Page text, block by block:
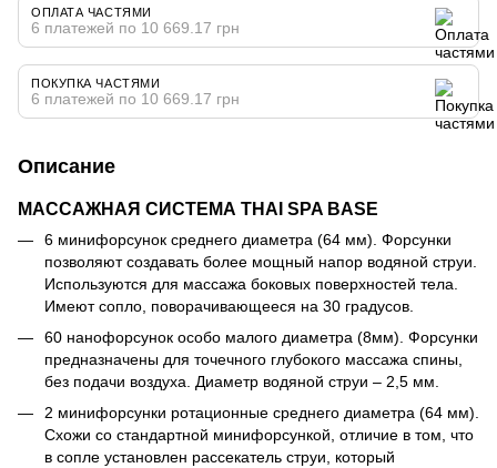
ОПЛАТА ЧАСТЯМИ
6 платежей по 10 669.17 грн
ПОКУПКА ЧАСТЯМИ
6 платежей по 10 669.17 грн
Описание
МАССАЖНАЯ СИСТЕМА THAI SPA BASE
6 минифорсунок среднего диаметра (64 мм). Форсунки
позволяют создавать более мощный напор водяной струи.
Используются для массажа боковых поверхностей тела.
Имеют сопло, поворачивающееся на 30 градусов.
60 нанофорсунок особо малого диаметра (8мм). Форсунки
предназначены для точечного глубокого массажа спины,
без подачи воздуха. Диаметр водяной струи – 2,5 мм.
2 минифорсунки ротационные среднего диаметра (64 мм).
Схожи со стандартной минифорсункой, отличие в том, что
в сопле установлен рассекатель струи, который